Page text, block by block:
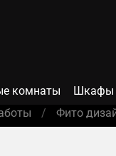
комнаты Шкафы
Фито